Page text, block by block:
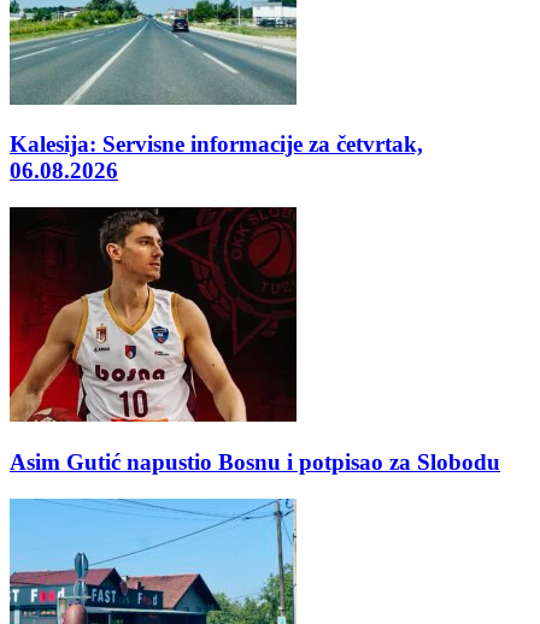
Kalesija: Servisne informacije za četvrtak,
06.08.2026
Asim Gutić napustio Bosnu i potpisao za Slobodu